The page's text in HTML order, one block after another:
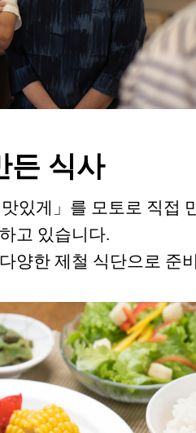
든 식사
있게」를 모토로 직접
고 있습니다.
양한 제철 식단으로 준